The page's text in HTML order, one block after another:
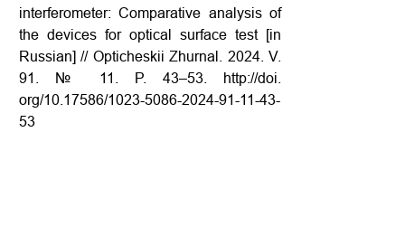
interferometer: Comparative analysis of
the devices for optical surface test [in
Russian] // Opticheskii Zhurnal. 2024. V.
91. № 11. P. 43–53. http://doi.
org/10.17586/1023-5086-2024-91-11-43-
53